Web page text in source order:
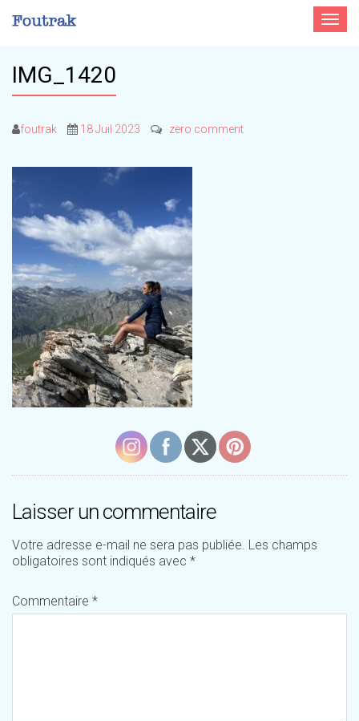
Toggle
IMG_1420
foutrak 18 Juil 2023 zero comment
Laisser un commentaire
Votre adresse e-mail ne sera pas publiée. Les champs
obligatoires sont indiqués avec *
Commentaire *